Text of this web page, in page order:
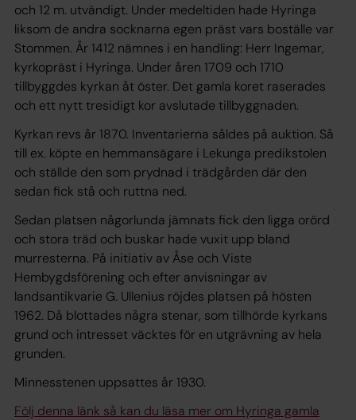
och 12 m. utvändigt. Under medeltiden hade Hyringa
liksom de andra socknarna egen präst vars boställe var
Stommen. År 1412 nämnes i en handling: Herr Ingemar,
kyrkopräst i Hyringa. Under åren 1709 och 1710
tillbyggdes kyrkan åt öster. Det gamla koret raserades
och ett nytt tresidigt kor avslutade tillbyggnaden.
Kyrkan revs år 1870. Inventarierna såldes på auktion. Så
till ex. köpte en hemmansägare i Lekunga predikstolen
och ställde den som prydnad i trädgården där den
sedan fick stå och ruttna ned.
Sedan platsen någorlunda jämnats fick den ligga orörd
och stora träd och buskar hade vuxit upp bland
murresterna. På initiativ av Åse och Viste
Hembygdsförening och efter anvisningar av
landsantikvarie G. Ullenius röjdes platsen på hösten
1962. Då blottades några stenar, som tillhörde kyrkans
grund och intresset väcktes för en utgrävning av hela
grunden.
Minnesstenen uppsattes år 1930.
Följ denna länk så kan du läsa mer om Hyringa gamla